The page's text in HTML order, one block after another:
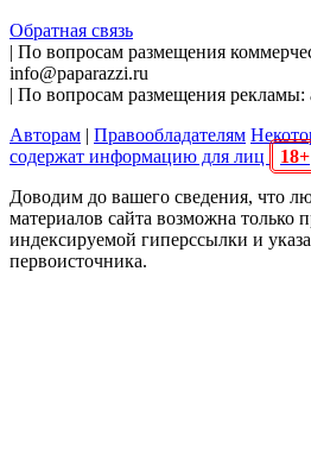
Обратная связь
| По вопросам размещения
info@paparazzi.ru
| По вопросам размещения рекламы:
Авторам | Правообладателям
содержат информацию для лиц
18+
Доводим до вашего сведения, что
материалов сайта возможна только
индексируемой гиперссылки и
первоисточника.